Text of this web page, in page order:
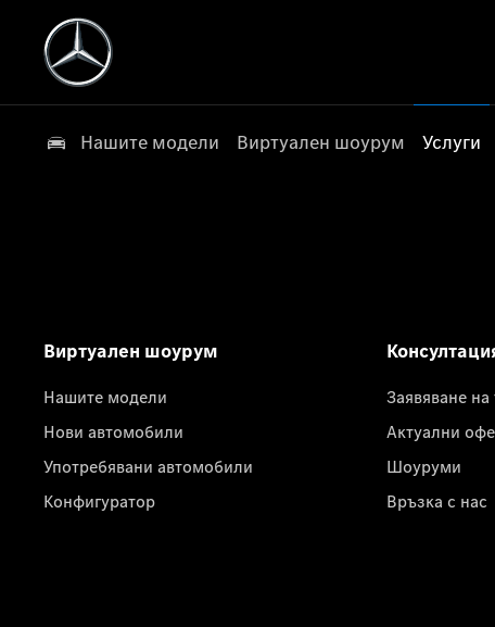
Нашите модели Виртуален шоурум Услуги
Виртуален шоурум
Нашите модели
Нови автомобили
Употребявани автомобили
Конфигуратор
Заявяване
Актуални
Шоуруми
Връзка с нас